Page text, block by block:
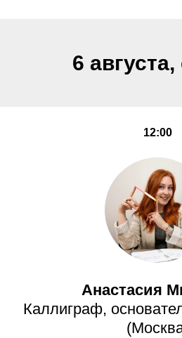
6
12:00
Анастасия
Каллиграф,